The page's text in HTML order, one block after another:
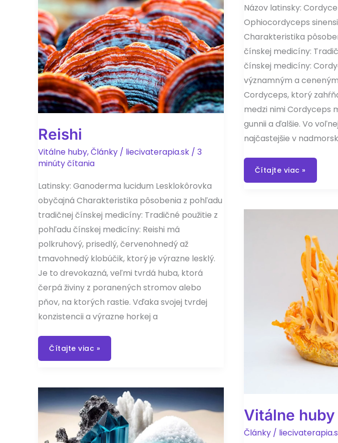
Názov latinsky:
Ophiocordyceps
Charakteristika
čínskej medicíny:
čínskej medicíny:
významným a
Cordyceps, ktorý
medzi nimi Cordyceps
gunnii a ďalšie. Vo
najčastejšie v
Cordyceps
Čítajte viac »
Reishi
Vitálne huby,Články / liecivaterapia.sk / 3
minúty čítania
Latinsky: Ganoderma lucidum Lesklokôrovka
obyčajná Charakteristika pôsobenia z pohľadu
tradičnej čínskej medicíny: Tradičné použitie z
pohľadu čínskej medicíny: Reishi má
polkruhový, prisedlý, červenohnedý až
tmavohnedý klobúčik, ktorý je výrazne lesklý.
Je to drevokazná, veľmi tvrdá huba, ktorá
čerpá živiny z poranených stromov alebo
pňov, na ktorých rastie. Vďaka svojej tvrdej
konzistencii a výrazne horkej a
Reishi
Čítajte viac »
Vitálne huby
Články/